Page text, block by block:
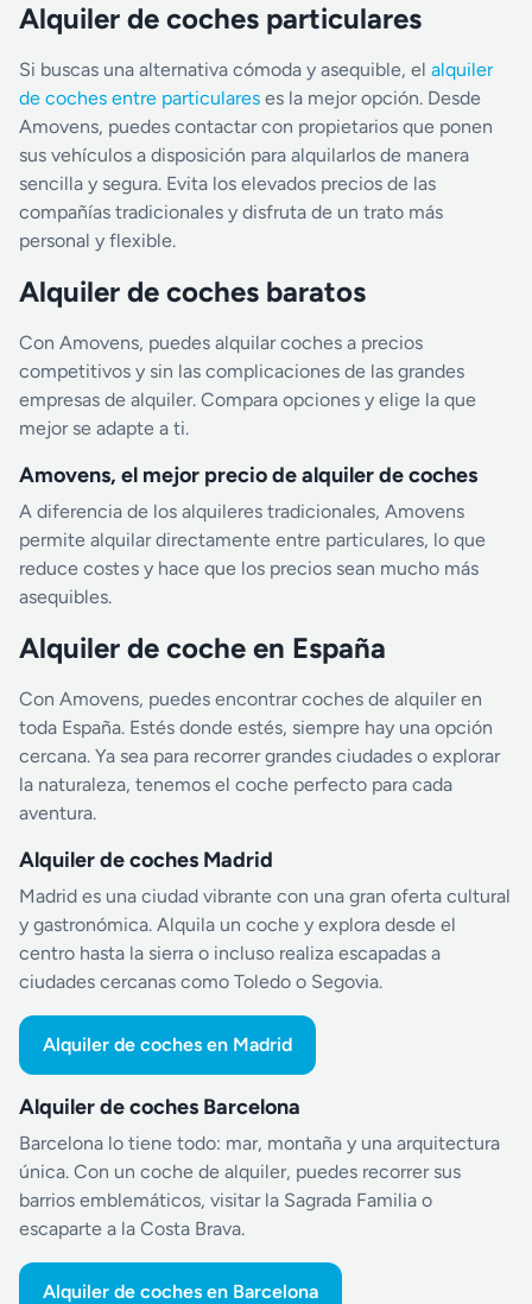
Alquiler de coches particulares
Si buscas una alternativa cómoda y asequible, el alquiler
de coches entre particulares es la mejor opción. Desde
Amovens, puedes contactar con propietarios que ponen
sus vehículos a disposición para alquilarlos de manera
sencilla y segura. Evita los elevados precios de las
compañías tradicionales y disfruta de un trato más
personal y flexible.
Alquiler de coches baratos
Con Amovens, puedes alquilar coches a precios
competitivos y sin las complicaciones de las grandes
empresas de alquiler. Compara opciones y elige la que
mejor se adapte a ti.
Amovens, el mejor precio de alquiler de coches
A diferencia de los alquileres tradicionales, Amovens
permite alquilar directamente entre particulares, lo que
reduce costes y hace que los precios sean mucho más
asequibles.
Alquiler de coche en España
Con Amovens, puedes encontrar coches de alquiler en
toda España. Estés donde estés, siempre hay una opción
cercana. Ya sea para recorrer grandes ciudades o explorar
la naturaleza, tenemos el coche perfecto para cada
aventura.
Alquiler de coches Madrid
Madrid es una ciudad vibrante con una gran oferta cultural
y gastronómica. Alquila un coche y explora desde el
centro hasta la sierra o incluso realiza escapadas a
ciudades cercanas como Toledo o Segovia.
Alquiler de coches en Madrid
Alquiler de coches Barcelona
Barcelona lo tiene todo: mar, montaña y una arquitectura
única. Con un coche de alquiler, puedes recorrer sus
barrios emblemáticos, visitar la Sagrada Familia o
escaparte a la Costa Brava.
Alquiler de coches en Barcelona